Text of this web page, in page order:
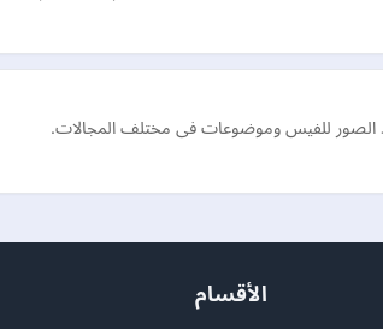
الصور للفيس وموضوعات فى مختلف المجالات.
الأقسام